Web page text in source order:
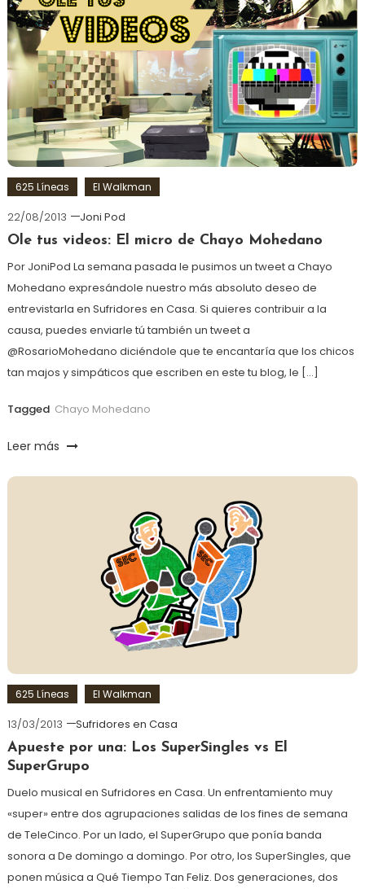
625 Líneas El Walkman
22/08/2013
Joni Pod
Ole tus videos: El micro de Chayo Mohedano
Por JoniPod La semana pasada le pusimos un tweet a Chayo
Mohedano expresándole nuestro más absoluto deseo de
entrevistarla en Sufridores en Casa. Si quieres contribuir a la
causa, puedes enviarle tú también un tweet a
@RosarioMohedano diciéndole que te encantaría que los chicos
tan majos y simpáticos que escriben en este tu blog, le […]
Tagged Chayo Mohedano
Leer más
625 Líneas El Walkman
13/03/2013
Sufridores en Casa
Apueste por una: Los SuperSingles vs El
SuperGrupo
Duelo musical en Sufridores en Casa. Un enfrentamiento muy
«super» entre dos agrupaciones salidas de los fines de semana
de TeleCinco. Por un lado, el SuperGrupo que ponía banda
sonora a De domingo a domingo. Por otro, los SuperSingles, que
ponen música a Qué Tiempo Tan Feliz. Dos generaciones, dos